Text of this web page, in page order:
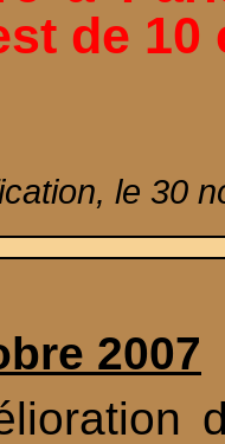
de 10
le 30
2007
du